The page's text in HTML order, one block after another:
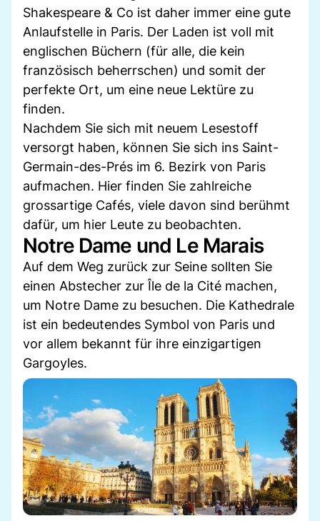
Shakespeare & Co ist daher immer eine gute
Anlaufstelle in Paris. Der Laden ist voll mit
englischen Büchern (für alle, die kein
französisch beherrschen) und somit der
perfekte Ort, um eine neue Lektüre zu
finden.
Nachdem Sie sich mit neuem Lesestoff
versorgt haben, können Sie sich ins Saint-
Germain-des-Prés im 6. Bezirk von Paris
aufmachen. Hier finden Sie zahlreiche
grossartige Cafés, viele davon sind berühmt
dafür, um hier Leute zu beobachten.
Notre Dame und Le Marais
Auf dem Weg zurück zur Seine sollten Sie
einen Abstecher zur Île de la Cité machen,
um Notre Dame zu besuchen. Die Kathedrale
ist ein bedeutendes Symbol von Paris und
vor allem bekannt für ihre einzigartigen
Gargoyles.